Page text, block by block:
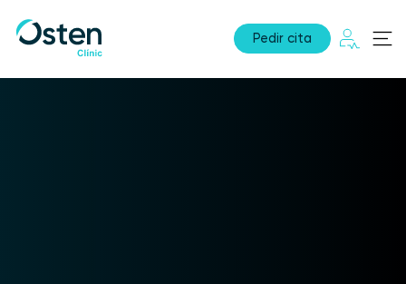
Pedir cita